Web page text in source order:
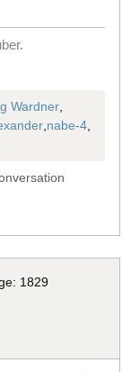
Wardner,
nabe-4
1829